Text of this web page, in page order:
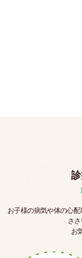
お子様の病気や体の心配
さ
お